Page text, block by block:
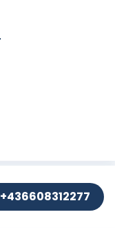
+436608312277